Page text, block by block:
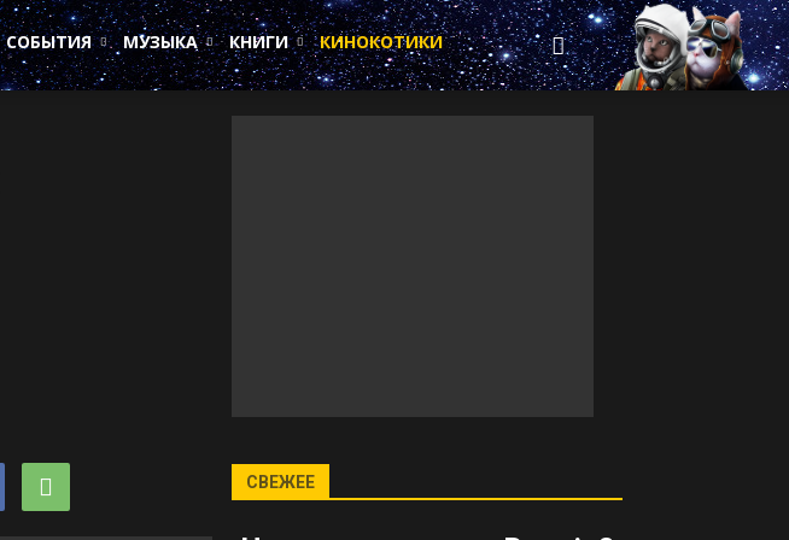
СОБЫТИЯ МУЗЫКА КНИГИ КИНОКОТИКИ
СВЕЖЕЕ